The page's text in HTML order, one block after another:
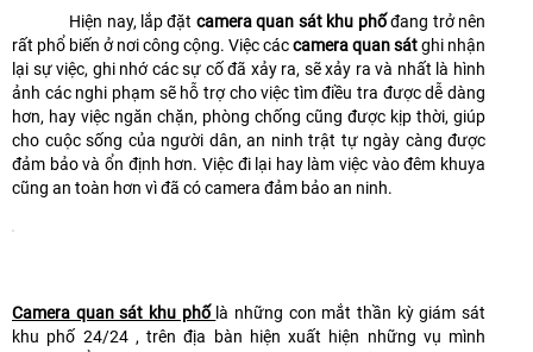
Hiện nay, lắp đặt camera quan sát khu phốđang trở nên
rất phổ biến ở nơi công cộng. Việc cáccamera quan sátghi nhận
lại sự việc, ghi nhớ các sự cố đã xảy ra, sẽ xảy ra và nhất là hình
ảnh các nghi phạm sẽ hỗ trợ cho việc tìm điều tra được dễ dàng
hơn, hay việc ngăn chặn, phòng chống cũng được kịp thời, giúp
cho cuộc sống của người dân, an ninh trật tự ngày càng được
đảm bảo và ổn định hơn. Việc đi lại hay làm việc vào đêm khuya
cũng an toàn hơn vì đã có camera đảm bảo an ninh.
Camera quan sát khu phố là những con mắt thần kỳ giám sát
khu phố 24/24 , trên địa bàn hiện xuất hiện những vụ mình